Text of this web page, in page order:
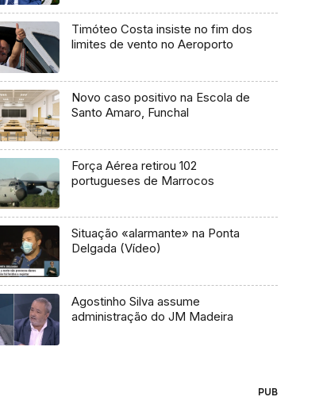
Timóteo Costa insiste no fim dos
limites de vento no Aeroporto
Novo caso positivo na Escola de
Santo Amaro, Funchal
Força Aérea retirou 102
portugueses de Marrocos
Situação «alarmante» na Ponta
Delgada (Vídeo)
Agostinho Silva assume
administração do JM Madeira
PUB